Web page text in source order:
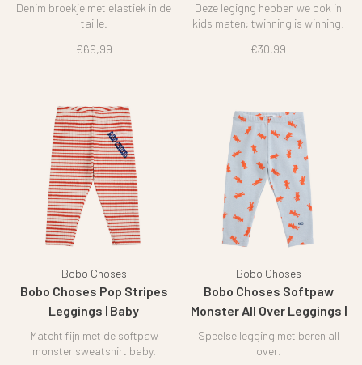
Denim broekje met elastiek in de
taille.
€69,99
Deze legigng hebben we ook in
kids maten; twinning is winning!
€30,99
Bobo Choses
Bobo Choses Pop Stripes
Leggings | Baby
Matcht fijn met de softpaw
monster sweatshirt baby.
Bobo Choses
Bobo Choses Softpaw
Monster All Over Leggings |
Baby
Speelse legging met beren all
over.